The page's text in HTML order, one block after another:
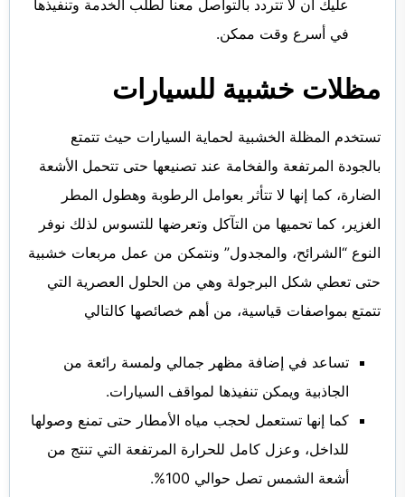
عليك أن لا تتردد بالتواصل معنا لطلب الخدمة وتنفيذها
في أسرع وقت ممكن.
مظلات خشبية للسيارات
تستخدم المظلة الخشبية لحماية السيارات حيث تتمتع
بالجودة المرتفعة والفخامة عند تصنيعها حتى تتحمل الأشعة
الضارة، كما إنها لا تتأثر بعوامل الرطوبة وهطول المطر
الغزير، كما تحميها من التآكل وتعرضها للتسوس لذلك نوفر
النوع “الشرائح، والمجدول” ونتمكن من عمل مربعات خشبية
حتى تعطي شكل البرجولة وهي من الحلول العصرية التي
تتمتع بمواصفات قياسية، من أهم خصائصها كالتالي
تساعد في إضافة مظهر جمالي ولمسة رائعة من
الجاذبية ويمكن تنفيذها لمواقف السيارات.
كما إنها تستعمل لحجب مياه الأمطار حتى تمنع وصولها
للداخل، وعزل كامل للحرارة المرتفعة التي تنتج من
أشعة الشمس تصل حوالي 100%.